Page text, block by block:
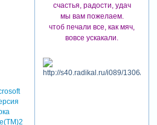
счастья, радости, удач
мы вам пожелаем.
чтоб печали все, как мяч,
вовсе ускакали.